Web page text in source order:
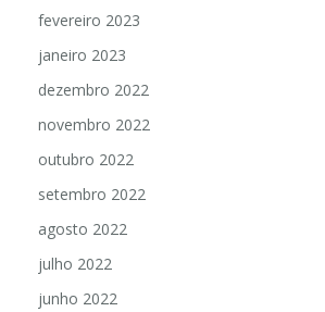
fevereiro 2023
janeiro 2023
dezembro 2022
novembro 2022
outubro 2022
setembro 2022
agosto 2022
julho 2022
junho 2022